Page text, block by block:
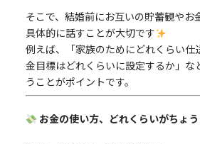
そこで、結婚前にお互いの貯蓄観やお
具体的に話すことが大切です
例えば、「家族のためにどれくらい仕
金目標はどれくらいに設定するか」な
うことがポイントです。
お金の使い方、どれくらいがちょ